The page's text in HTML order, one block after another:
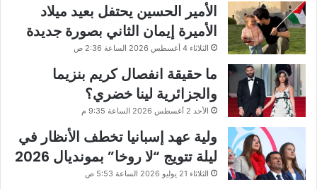
الأمير الحسين يحتفل بعيد ميلاد
الأميرة إيمان الثاني بصورة جديدة
الثلاثاء 4 أغسطس 2026 الساعة 2:36 ص
ما حقيقة انفصال كريم بنزيما
والجزائرية لينا خضري؟
الأحد 2 أغسطس 2026 الساعة 9:35 م
ولية عهد إسبانيا تخطف الأنظار في
ليلة تتويج “لا روخا” بمونديال 2026
الثلاثاء 21 يوليو 2026 الساعة 5:53 ص